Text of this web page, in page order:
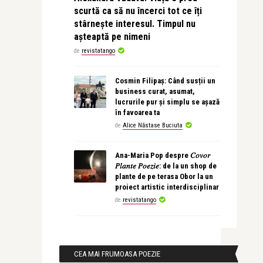
scurtă ca să nu încerci tot ce îți
stârnește interesul. Timpul nu
așteaptă pe nimeni
de revistatango
Cosmin Filipaș: Când susții un
business curat, asumat,
lucrurile pur și simplu se așază
în favoarea ta
de Alice Năstase Buciuta
Ana-Maria Pop despre 𝐶𝑜𝑣𝑜𝑟
𝑃𝑙𝑎𝑛𝑡𝑒 𝑃𝑜𝑒𝑧𝑖𝑒: de la un shop de
plante de pe terasa Obor la un
proiect artistic interdisciplinar
de revistatango
CEA MAI FRUMOASA POEZIE